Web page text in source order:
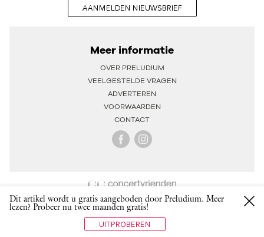
AANMELDEN NIEUWSBRIEF
Meer informatie
OVER PRELUDIUM
VEELGESTELDE VRAGEN
ADVERTEREN
VOORWAARDEN
CONTACT
IS DE UITGEVER VAN PRELUDIUM
Dit artikel wordt u gratis aangeboden door Preludium. Meer
lezen? Probeer nu twee maanden gratis!
UITPROBEREN